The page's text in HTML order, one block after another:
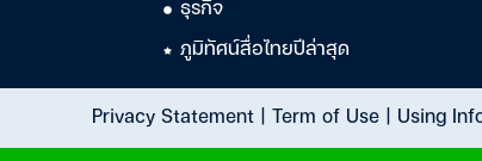
ธุรกิจ
ภูมิทัศน์สื่อไทยปีล่าสุด
Privacy Statement| Term of Use| Using